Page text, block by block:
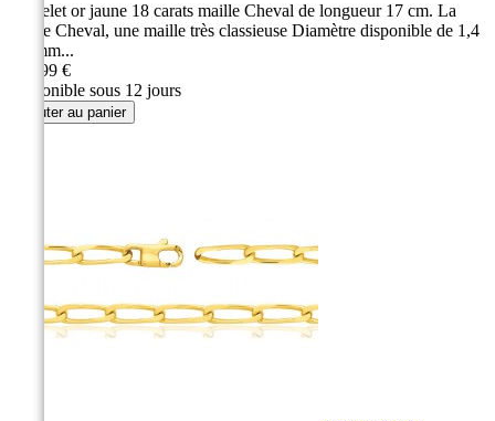
Bracelet or jaune 18 carats maille Cheval de longueur 17 cm. La
maille Cheval, une maille très classieuse Diamètre disponible de 1,4
à 6 mm...
269,99 €
Disponible sous 12 jours
Ajouter au panier